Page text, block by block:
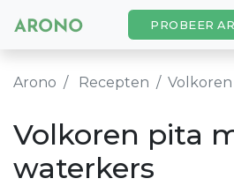
PROBEER
Arono Recepten Volkoren
Volkoren pita
waterkers